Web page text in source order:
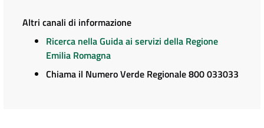
Altri canali di informazione
Ricerca nella Guida ai servizi della Regione
Emilia Romagna
Chiama il Numero Verde Regionale 800 033033